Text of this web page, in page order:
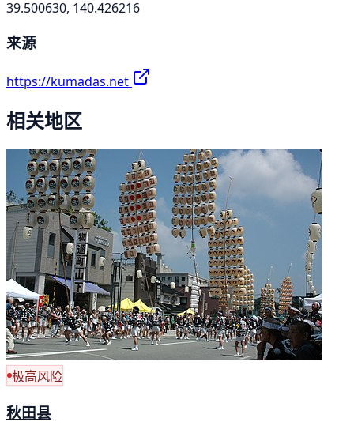
39.500630, 140.426216
来源
https://kumadas.net
相关地区
极高风险
秋田县